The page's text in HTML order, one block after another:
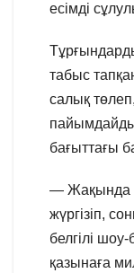
есімді
табыс
салық төлеп,
бағыттағы
— Жақында
жүргізіп,
белгілі шоу-
қазынаға